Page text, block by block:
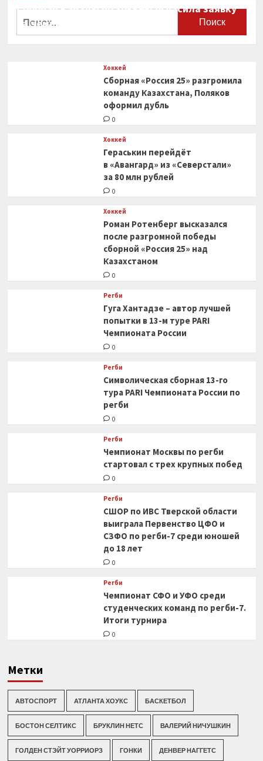
Сборная Канады по хоккею огласила заявку
на чемпионат мира
Хоккей
Сборная «Россия 25» разгромила
команду Казахстана, Поляков
оформил дубль
0
Хоккей
Гераськин перейдёт
в «Авангард» из «Северстали»
за 80 млн рублей
0
Хоккей
Роман Ротенберг высказался
после разгромной победы
сборной «Россия 25» над
Казахстаном
0
Регби
Гуга Хантадзе – автор лучшей
попытки в 13-м туре PARI
Чемпионата России
0
Регби
Символическая сборная 13-го
тура PARI Чемпионата России по
регби
0
Регби
Чемпионат Москвы по регби
стартовал с трех крупных побед
0
Регби
СШОР по ИВС Тверской области
выиграла Первенство ЦФО и
СЗФО по регби-7 среди юношей
до 18 лет
0
Регби
Чемпионат СФО и УФО среди
студенческих команд по регби-7.
Итоги турнира
0
Метки
АВТОСПОРТ АТЛАНТА ХОУКС БАСКЕТБОЛ
БОСТОН СЕЛТИКС БРУКЛИН НЕТС ВАЛЕРИЙ НИЧУШКИН
ГОЛДЕН СТЭЙТ УОРРИОРЗ ГОНКИ ДЕНВЕР НАГГЕТС